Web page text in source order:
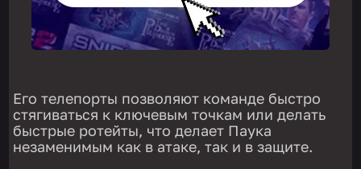
Его телепорты позволяют команде быстро
стягиваться к ключевым точкам или делать
быстрые ротейты, что делает Паука
незаменимым как в атаке, так и в защите.